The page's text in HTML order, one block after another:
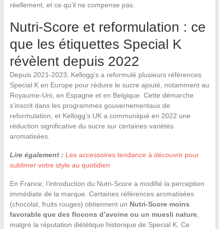
réellement, et ce qu’il ne compense pas.
Nutri-Score et reformulation : ce
que les étiquettes Special K
révèlent depuis 2022
Depuis 2021-2023, Kellogg’s a reformulé plusieurs références
Special K en Europe pour réduire le sucre ajouté, notamment au
Royaume-Uni, en Espagne et en Belgique. Cette démarche
s’inscrit dans les programmes gouvernementaux de
reformulation, et Kellogg’s UK a communiqué en 2022 une
réduction significative du sucre sur certaines variétés
aromatisées.
Lire également : Les accessoires tendance à découvrir pour
sublimer votre style au quotidien
En France, l’introduction du Nutri-Score a modifié la perception
immédiate de la marque. Certaines références aromatisées
(chocolat, fruits rouges) obtiennent un Nutri-Score moins
favorable que des flocons d’avoine ou un muesli nature,
malgré la réputation diététique historique de Special K. Ce